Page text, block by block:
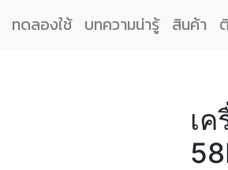
ทดลองใช้ บทความน่ารู้ สินค้า
เ